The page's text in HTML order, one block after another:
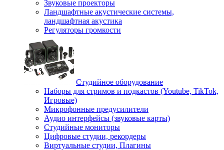
Звуковые проекторы
Ландшафтные акустические системы,
ландшафтная акустика
Регуляторы громкости
Студийное оборудование
Наборы для стримов и подкастов (Youtube, TikTok,
Игровые)
Микрофонные предусилители
Аудио интерфейсы (звуковые карты)
Студийные мониторы
Цифровые студии, рекордеры
Виртуальные студии, Плагины